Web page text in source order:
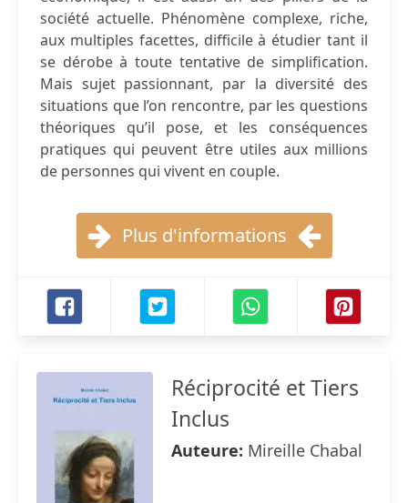
société actuelle. Phénomène complexe, riche,
aux multiples facettes, difficile à étudier tant il
se dérobe à toute tentative de simplification.
Mais sujet passionnant, par la diversité des
situations que l’on rencontre, par les questions
théoriques qu’il pose, et les conséquences
pratiques qui peuvent être utiles aux millions
de personnes qui vivent en couple.
Plus d'informations
Réciprocité et Tiers
Inclus
Auteure: Mireille Chabal